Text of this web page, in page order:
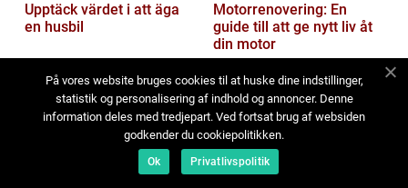
Upptäck värdet i att äga
en husbil
Motorrenovering: En
guide till att ge nytt liv åt
din motor
På vores website bruges cookies til at huske dine indstillinger,
statistik og personalisering af indhold og annoncer. Denne
information deles med tredjepart. Ved fortsat brug af websiden
godkender du cookiepolitikken.
Ok Privatlivspolitik